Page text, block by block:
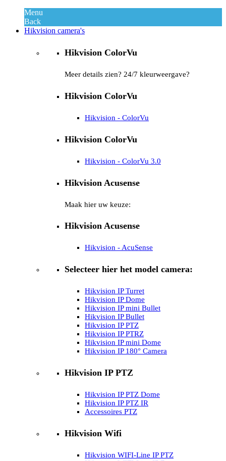
Menu
Back
Hikvision camera's
Hikvision ColorVu
Meer details zien? 24/7 kleurweergave?
Hikvision ColorVu
Hikvision - ColorVu
Hikvision ColorVu
Hikvision - ColorVu 3.0
Hikvision Acusense
Maak hier uw keuze:
Hikvision Acusense
Hikvision - AcuSense
Selecteer hier het model camera:
Hikvision IP Turret
Hikvision IP Dome
Hikvision IP mini Bullet
Hikvision IP Bullet
Hikvision IP PTZ
Hikvision IP PTRZ
Hikvision IP mini Dome
Hikvision IP 180° Camera
Hikvision IP PTZ
Hikvision IP PTZ Dome
Hikvision IP PTZ IR
Accessoires PTZ
Hikvision Wifi
Hikvision WIFI-Line IP PTZ